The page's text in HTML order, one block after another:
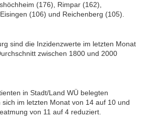
(176), Rimpar (162),
(106) und Reichenberg (105).
sind die Inzidenzwerte im letzten Monat
zwischen 1800 und 2000
in Stadt/Land WÜ belegten
im letzten Monat von 14 auf 10 und
von 11 auf 4 reduziert.